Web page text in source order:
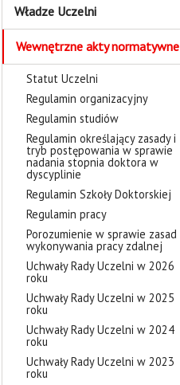
Władze Uczelni
Wewnętrzne akty normatywne
Statut Uczelni
Regulamin organizacyjny
Regulamin studiów
Regulamin określający zasady i
tryb postępowania w sprawie
nadania stopnia doktora w
dyscyplinie
Regulamin Szkoły Doktorskiej
Regulamin pracy
Porozumienie w sprawie zasad
wykonywania pracy zdalnej
Uchwały Rady Uczelni w 2026
roku
Uchwały Rady Uczelni w 2025
roku
Uchwały Rady Uczelni w 2024
roku
Uchwały Rady Uczelni w 2023
roku